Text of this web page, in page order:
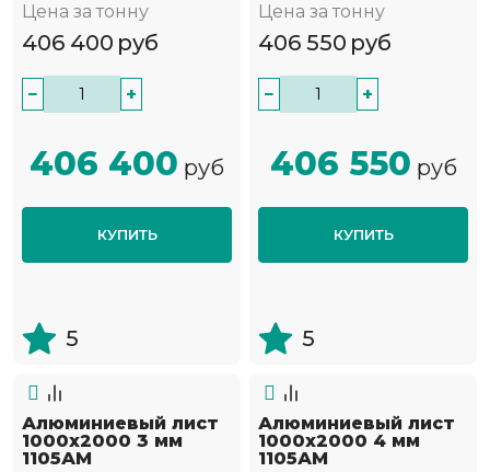
Цена за тонну
406 400 руб
− +
406 400 руб
КУПИТЬ
5
Цена за тонну
406 550 руб
− +
406 550 руб
КУПИТЬ
5
Алюминиевый лист
1000х2000 3 мм
1105АМ
Алюминиевый лист
1000х2000 4 мм
1105АМ